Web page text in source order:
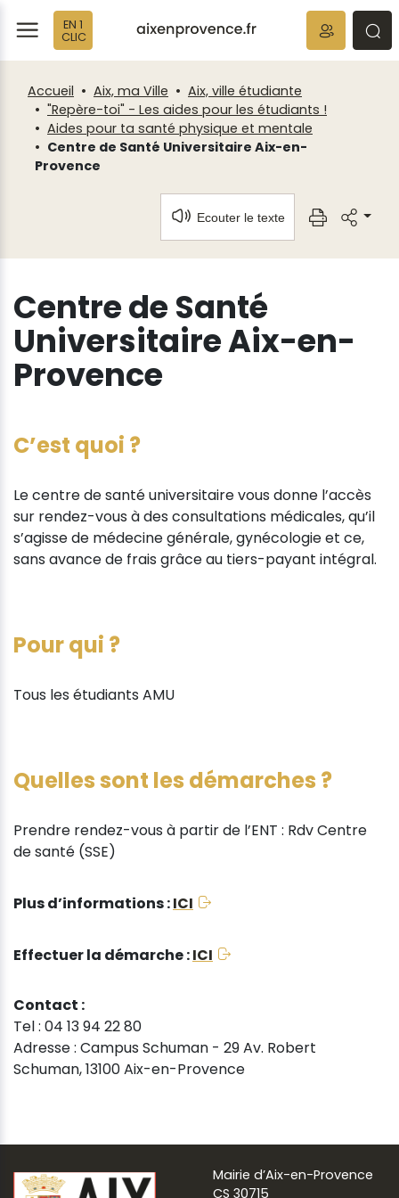
EN 1
CLIC
Accueil Aix, ma Ville
Aix, ville étudiante
"Repère-toi" - Les aides pour les étudiants !
Aides pour ta santé physique et mentale
Centre de Santé Universitaire Aix-en-
Provence
Ecouter le texte
Centre de Santé
Universitaire Aix-en-
Provence
C’est quoi ?
Le centre de santé universitaire vous donne l’accès
sur rendez-vous à des consultations médicales, qu’il
s’agisse de médecine générale, gynécologie et ce,
sans avance de frais grâce au tiers-payant intégral.
Pour qui ?
Tous les étudiants AMU
Quelles sont les démarches ?
Prendre rendez-vous à partir de l’ENT : Rdv Centre
de santé (SSE)
Plus d’informations :ICI
Effectuer la démarche :ICI
Contact :
Tel : 04 13 94 22 80
Adresse : Campus Schuman - 29 Av. Robert
Schuman, 13100 Aix-en-Provence
Mairie d’Aix-en-Provence
CS 30715
Fenêtre
de
chat
Panneau de gestion des cookies